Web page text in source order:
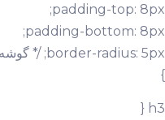
padding-top: 8px;
padding-bottom: 8px;
border-radius: 5px; /* گوشه‌های گرد برای نوار عنوان */
}
h3 {